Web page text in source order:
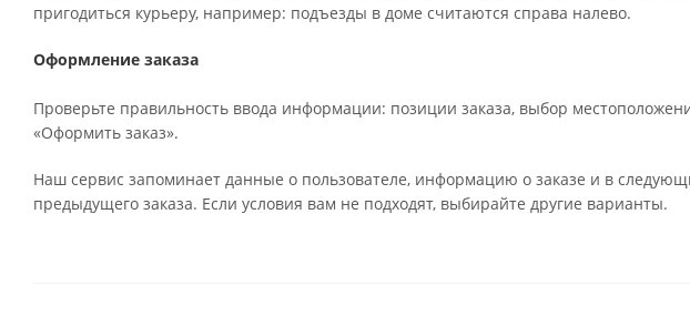
пригодиться курьеру, например: подъезды в доме считаются справа налево.
Оформление заказа
Проверьте правильность ввода информации: позиции заказа, выбор
«Оформить заказ».
Наш сервис запоминает данные о пользователе, информацию о заказе и в
предыдущего заказа. Если условия вам не подходят, выбирайте другие варианты.